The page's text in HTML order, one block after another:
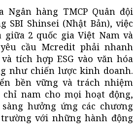
Ngân hàng TMCP Quân đội
SBI Shinsei (Nhật Bản), việc
giữa 2 quốc gia Việt Nam và
cầu Mcredit phải nhanh
tích hợp ESG vào văn hóa
như chiến lược kinh doanh.
bền vững và trách nhiệm
nam cho mọi hoạt động,
hưởng ứng các chương
với những hành động